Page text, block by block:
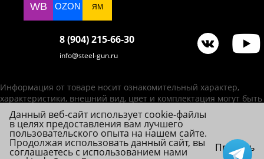
WB OZON ЯМ
8 (904) 215-66-30
info@steel-gun.ru
Информация от товаре носит ознакомительный характер,
характеристики, внешний вид, цвет и комплектация могут быть
изменены производителем без уведомления.
ИП Фролова А. В., ОГРНИП 314784720200492
© 2026 Steel-Gun (Стил Ган) - оптовый интернет-магазин ножей, пневматики,
товаров для страйкбола и туризма.
Данный веб-сайт использует cookie-файлы
в целях предоставления вам лучшего
пользовательского опыта на нашем сайте.
Продолжая использовать данный сайт, вы
соглашаетесь с использованием нами Принять